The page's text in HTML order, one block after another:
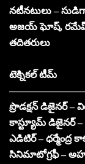
నటీనటులు –
అజయ్ ఘోష్, రమేష్
తదితరులు
టెక్నికల్ టీమ్
ప్రొడక్షన్ డిజైనర్ –
కాస్ట్యూమ్ డిజైనర్
ఎడిటిర్ – ధర్మేంద్ర
సినిమాటోగ్రఫీ –